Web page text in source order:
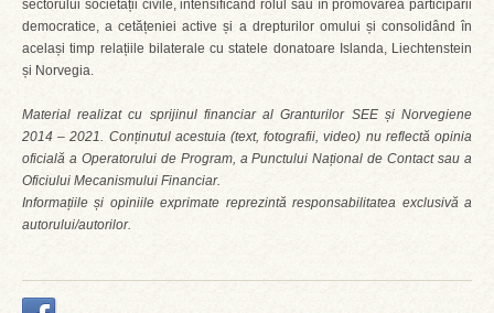
sectorului societății civile, intensificând rolul său în promovarea participării
democratice, a cetățeniei active și a drepturilor omului și consolidând în
același timp relațiile bilaterale cu statele donatoare Islanda, Liechtenstein
și Norvegia.
Material realizat cu sprijinul financiar al Granturilor SEE și Norvegiene
2014 – 2021. Conținutul acestuia (text, fotografii, video) nu reflectă opinia
oficială a Operatorului de Program, a Punctului Național de Contact sau a
Oficiului Mecanismului Financiar.
Informațiile și opiniile exprimate reprezintă responsabilitatea exclusivă a
autorului/autorilor.